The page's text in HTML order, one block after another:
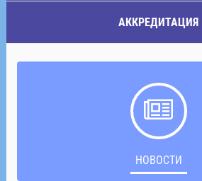
АККРЕДИТАЦИЯ
НОВОСТИ